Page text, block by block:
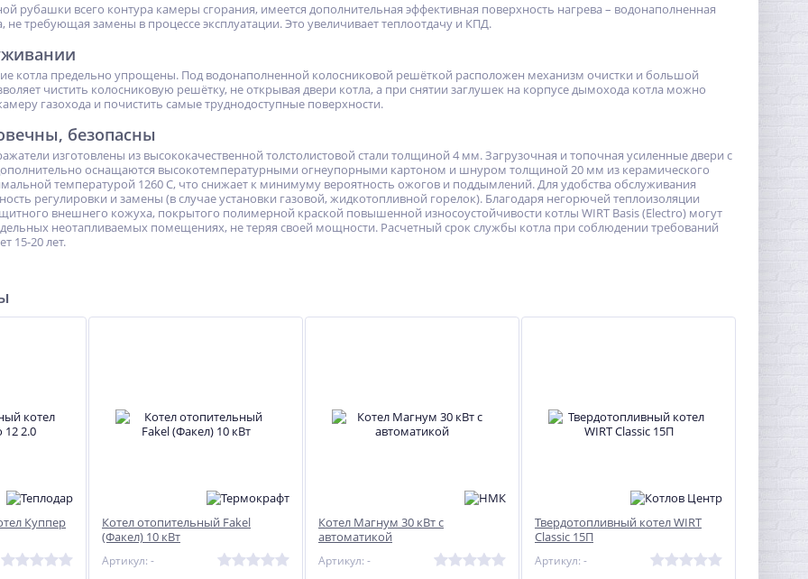
рубашки всего контура камеры сгорания, имеется дополнительная эффективная поверхность нагрева – водонаполненная
не требующая замены в процессе эксплуатации. Это увеличивает теплоотдачу и КПД.
котла предельно упрощены. Под водонаполненной колосниковой решёткой расположен механизм очистки и большой
чистить колосниковую решётку, не открывая двери котла, а при снятии заглушек на корпусе дымохода котла можно
газохода и почистить самые труднодоступные поверхности.
безопасны
изготовлены из высококачественной толстолистовой стали толщиной 4 мм. Загрузочная и топочная усиленные двери с
оснащаются высокотемпературными огнеупорными картоном и шнуром толщиной 20 мм из керамического
температурой 1260 С, что снижает к минимуму вероятность ожогов и поддымлений. Для удобства обслуживания
регулировки и замены (в случае установки газовой, жидкотопливной горелок). Благодаря негорючей теплоизоляции
внешнего кожуха, покрытого полимерной краской повышенной износоустойчивости котлы WIRT Basis (Electro) могут
неотапливаемых помещениях, не теряя своей мощности. Расчетный срок службы котла при соблюдении требований
15-20 лет.
Куппер
Котел отопительный Fakel
(Факел) 10 кВт
Артикул: -
Котел Магнум 30 кВт с
автоматикой
Артикул: -
Твердотопливный котел WIRT
Classic 15П
Артикул: -